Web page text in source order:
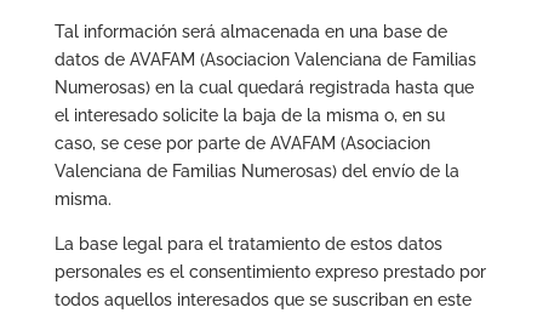
Tal información será almacenada en una base de
datos de AVAFAM (Asociacion Valenciana de Familias
Numerosas) en la cual quedará registrada hasta que
el interesado solicite la baja de la misma o, en su
caso, se cese por parte de AVAFAM (Asociacion
Valenciana de Familias Numerosas) del envío de la
misma.
La base legal para el tratamiento de estos datos
personales es el consentimiento expreso prestado por
todos aquellos interesados que se suscriban en este